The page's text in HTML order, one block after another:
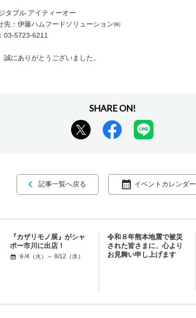
タブル アイティーオー
先：伊藤ハムフードソリューション㈱
03‐5723‐6211
にありがとうございました。
記事一覧へ戻る イベントカレンダー
『カザリモノ展』がシャ
ポー市川に出店！
８/4（火）～ 8/12（水）
令和８年熊本地震で被災
された皆さまに、心より
お見舞い申し上げます